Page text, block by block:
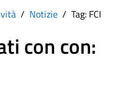
Notizie Tag: FCI
con con: